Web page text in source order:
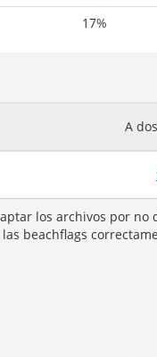
17%
A
los archivos por no
beachflags